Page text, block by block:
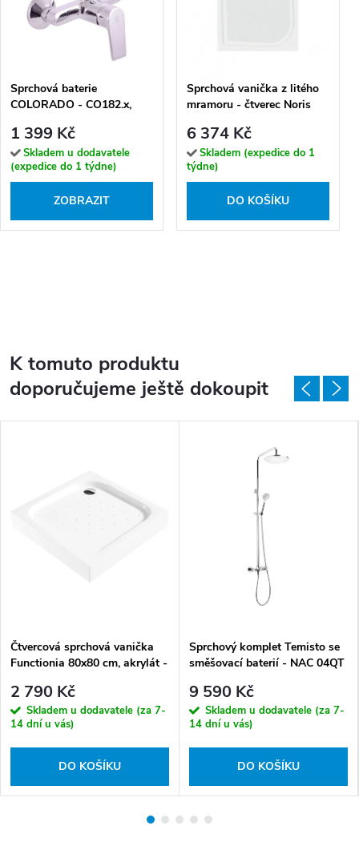
Sprchová baterie
COLORADO - CO182.x,
1 399 Kč
Skladem u dodavatele
(expedice do 1 týdne)
ZOBRAZIT
Sprchová vanička z litého
mramoru - čtverec Noris
6 374 Kč
Skladem (expedice do 1
týdne)
DO KOŠÍKU
K tomuto produktu
doporučujeme ještě dokoupit
Čtvercová sprchová vanička
Functionia 80x80 cm, akrylát -
2 790 Kč
Skladem u dodavatele (za 7-
14 dní u vás)
DO KOŠÍKU
Sprchový komplet Temisto se
směšovací baterií - NAC 04QT
9 590 Kč
Skladem u dodavatele (za 7-
14 dní u vás)
DO KOŠÍKU